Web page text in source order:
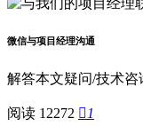
微信与项目经理沟通
解答本文疑问/技术
阅读 12272  1